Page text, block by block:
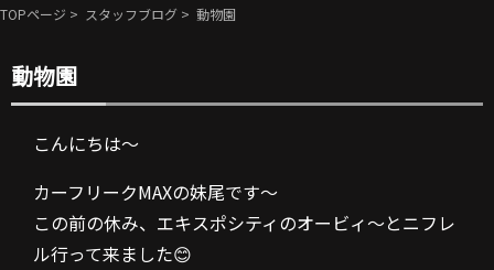
TOPページ > スタッフブログ > 動物園
動物園
こんにちは～
カーフリークMAXの妹尾です～
この前の休み、エキスポシティのオービィ～とニフレ
ル行って来ました😊